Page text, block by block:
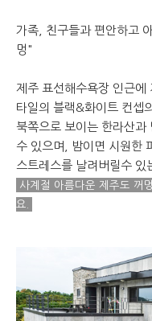
가족, 친구들과 편안하고
멍"
제주 표선해수욕장 인근
타일의 블랙&화이트 컨셉
북쪽으로 보이는 한라산과
수 있으며, 밤이면 시원한
스트레스를 날려버릴수 있
사계절 아름다운 제주도 꺼
요.